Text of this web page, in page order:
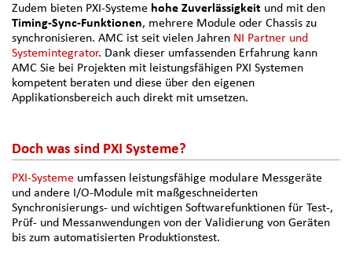
Zudem bieten PXI-Systeme hohe Zuverlässigkeit und mit den
Timing-Sync-Funktionen, mehrere Module oder Chassis zu
synchronisieren. AMC ist seit vielen Jahren NI Partner und
Systemintegrator. Dank dieser umfassenden Erfahrung kann
AMC Sie bei Projekten mit leistungsfähigen PXI Systemen
kompetent beraten und diese über den eigenen
Applikationsbereich auch direkt mit umsetzen.
Doch was sind PXI Systeme?
PXI-Systeme umfassen leistungsfähige modulare Messgeräte
und andere I/O-Module mit maßgeschneiderten
Synchronisierungs- und wichtigen Softwarefunktionen für Test-,
Prüf- und Messanwendungen von der Validierung von Geräten
bis zum automatisierten Produktionstest.